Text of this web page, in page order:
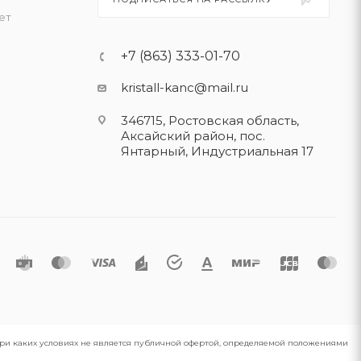
+7 (863) 333-01-70
kristall-kanc@mail.ru
346715, Ростовская область​,
Аксайский район, пос.
Янтарный, Индустриальная 17
каких условиях не является публичной офертой, определяемой положениями